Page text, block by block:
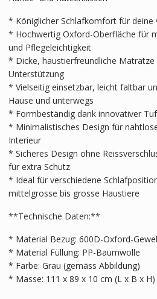
* Königlicher Schlafkomfort für deine
* Hochwertig Oxford-Oberfläche für
und Pflegeleichtigkeit
* Dicke, haustierfreundliche
Unterstützung
* Vielseitig einsetzbar, leicht faltbar
Hause und unterwegs
* Formbeständig dank innovativer
* Minimalistisches Design für
Interieur
* Sicheres Design ohne
für extra Schutz
* Ideal für verschiedene
mittelgrosse bis grosse Haustiere
**Technische Daten:**
* Material Bezug: 600D-Oxford-
* Material Füllung: PP-Baumwolle
* Farbe: Grau (gemäss Abbildung)
* Masse: 111 x 89 x 10 cm (L x B x H)